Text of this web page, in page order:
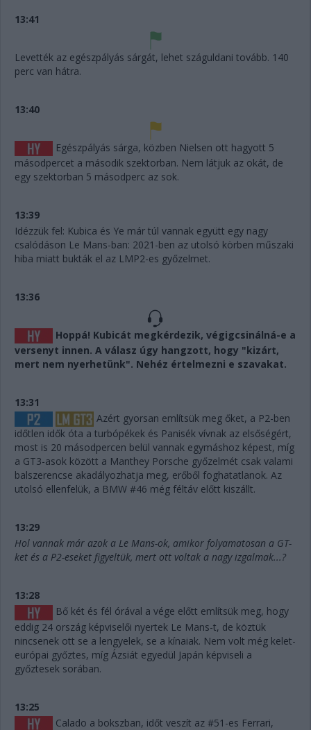
13:41
Levették az egészpályás sárgát, lehet száguldani tovább. 140
perc van hátra.
13:40
Egészpályás sárga, közben Nielsen ott hagyott 5
másodpercet a második szektorban. Nem látjuk az okát, de
egy szektorban 5 másodperc az sok.
13:39
Idézzük fel: Kubica és Ye már túl vannak együtt egy nagy
csalódáson Le Mans-ban: 2021-ben az utolsó körben műszaki
hiba miatt bukták el az LMP2-es győzelmet.
13:36
Hoppá! Kubicát megkérdezik, végigcsinálná-e a
versenyt innen. A válasz úgy hangzott, hogy "kizárt,
mert nem nyerhetünk". Nehéz értelmezni e szavakat.
13:31
Azért gyorsan említsük meg őket, a P2-ben
időtlen idők óta a turbópékek és Panisék vívnak az elsőségért,
most is 20 másodpercen belül vannak egymáshoz képest, míg
a GT3-asok között a Manthey Porsche győzelmét csak valami
balszerencse akadályozhatja meg, erőből foghatatlanok. Az
utolsó ellenfelük, a BMW #46 még féltáv előtt kiszállt.
13:29
Hol vannak már azok a Le Mans-ok, amikor folyamatosan a GT-
ket és a P2-eseket figyeltük, mert ott voltak a nagy izgalmak...?
13:28
Bő két és fél órával a vége előtt említsük meg, hogy
eddig 24 ország képviselői nyertek Le Mans-t, de köztük
nincsenek ott se a lengyelek, se a kínaiak. Nem volt még kelet-
európai győztes, míg Ázsiát egyedül Japán képviseli a
győztesek sorában.
13:25
Calado a bokszban, időt veszít az #51-es Ferrari,